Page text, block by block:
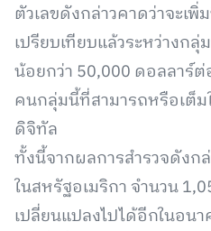
ตัวเลขดังกล่าวคาดว่าจะเพิ่
เปรียบเทียบแล้วระหว่างก
น้อยกว่า 50,000 ดอลลาร์
คนกลุ่มนี้ที่สามารถหรือเต็ม
ดิจิทัล
ทั้งนี้จากผลการสำรวจดัง
ในสหรัฐอเมริกา จำนวน
เปลี่ยนแปลงไปได้อีกในอน